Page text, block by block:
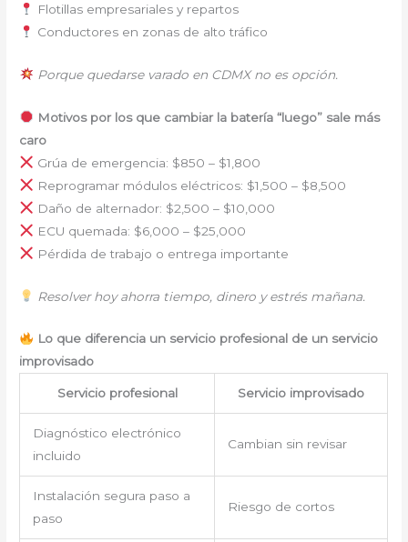
Flotillas empresariales y repartos
Conductores en zonas de alto tráfico
Porque quedarse varado en CDMX no es opción.
Motivos por los que cambiar la batería “luego” sale más
caro
Grúa de emergencia: $850 – $1,800
Reprogramar módulos eléctricos: $1,500 – $8,500
Daño de alternador: $2,500 – $10,000
ECU quemada: $6,000 – $25,000
Pérdida de trabajo o entrega importante
Resolver hoy ahorra tiempo, dinero y estrés mañana.
Lo que diferencia un servicio profesional de un servicio
improvisado
Servicio profesional Servicio improvisado
Diagnóstico electrónico
incluido
Cambian sin revisar
Instalación segura paso a
paso
Riesgo de cortos